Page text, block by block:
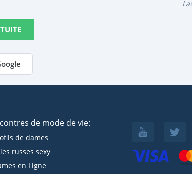
de mode de vie:
de dames
russes sexy
en Ligne